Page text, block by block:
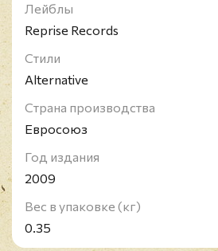
Лейблы
Reprise Records
Стили
Alternative
Страна производства
Евросоюз
Год издания
2009
Вес в упаковке (кг)
0.35